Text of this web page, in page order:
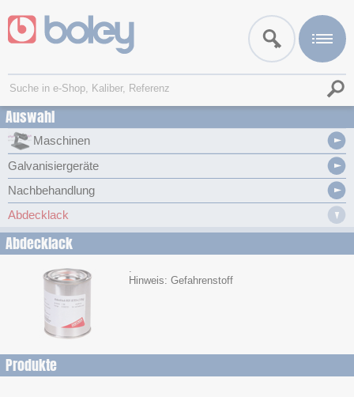
Auswahl
Maschinen
Galvanisiergeräte
Nachbehandlung
Abdecklack
Abdecklack
.
Hinweis: Gefahrenstoff
Produkte